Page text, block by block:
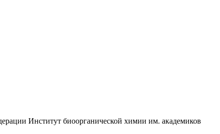
Институт биоорганической химии им. академиков